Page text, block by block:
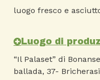
luogo fresco e
Luogo di
“Il Palaset” di
ballada, 37-